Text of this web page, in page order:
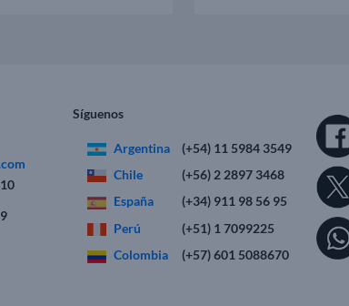
Síguenos
Argentina
(+54) 11 5984 3549
Chile
(+56) 2 2897 3468
España
(+34) 911 98 56 95
Perú
(+51) 1 7099225
Colombia
(+57) 601 5088670